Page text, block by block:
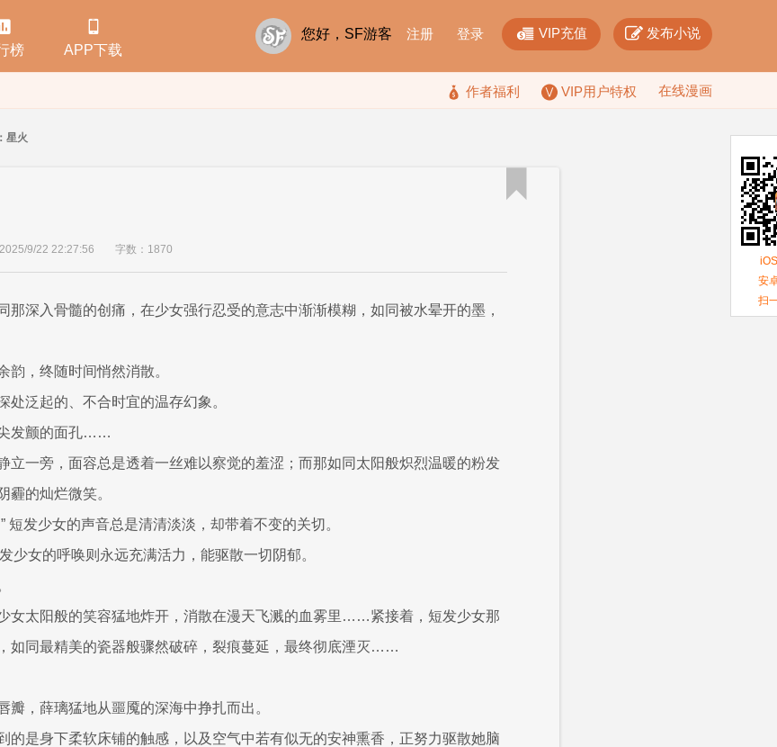
榜

APP下载
您好，SF游客 注册 登录  VIP充值  发布小说
 作者福利 VIP用户特权 在线漫画
星火
9/22 22:27:56 字数：1870
那深入骨髓的创痛，在少女强行忍受的意志中渐渐模糊，如同被水晕开的墨，
韵，终随时间悄然消散。
处泛起的、不合时宜的温存幻象。
发颤的面孔……
立一旁，面容总是透着一丝难以察觉的羞涩；而那如同太阳般炽烈温暖的粉发
霾的灿烂微笑。
短发少女的声音总是清清淡淡，却带着不变的关切。
少女的呼唤则永远充满活力，能驱散一切阴郁。
女太阳般的笑容猛地炸开，消散在漫天飞溅的血雾里……紧接着，短发少女那
如同最精美的瓷器般骤然破碎，裂痕蔓延，最终彻底湮灭……
瓣，薛璃猛地从噩魇的深海中挣扎而出。
的是身下柔软床铺的触感，以及空气中若有似无的安神熏香，正努力驱散她脑

安
扫